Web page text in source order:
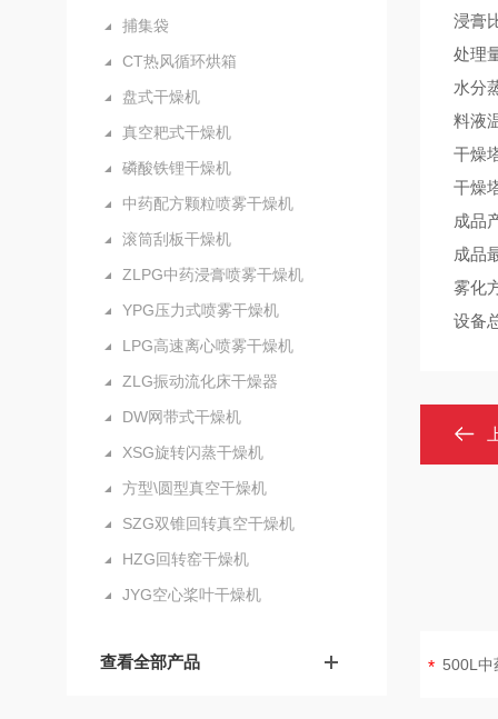
捕集袋
CT热风循环烘箱
盘式干燥机
真空耙式干燥机
磷酸铁锂干燥机
中药配方颗粒喷雾干燥机
滚筒刮板干燥机
ZLPG中药浸膏喷雾干燥机
YPG压力式喷雾干燥机
LPG高速离心喷雾干燥机
ZLG振动流化床干燥器
DW网带式干燥机
XSG旋转闪蒸干燥机
方型\圆型真空干燥机
SZG双锥回转真空干燥机
HZG回转窑干燥机
JYG空心桨叶干燥机
查看全部产品
浸膏
处理
水分
料液
干燥
干燥
成品
成品
雾化
设备